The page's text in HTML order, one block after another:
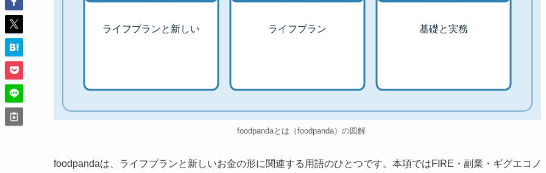
ライフプランと新しい ライフプラン 基礎と実務
foodpandaとは（foodpanda）の図解
foodpandaは、ライフプランと新しいお金の形に関連する用語のひとつです。本項ではFIRE・副業・ギグエコノ